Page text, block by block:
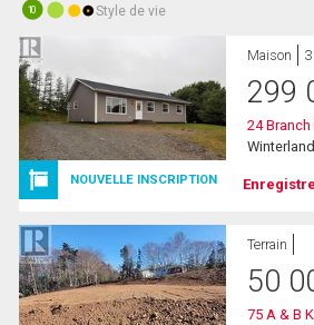
10 Style de vie
NOUVELLE INSCRIPTION
Maison
299
24 Branch
Terrain
50
75 A & B